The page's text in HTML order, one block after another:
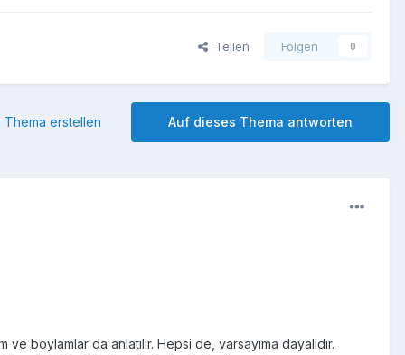
Teilen Folgen 0
Auf dieses Thema antworten
Thema erstellen
boylamlar da anlatılır. Hepsi de, varsayıma dayalıdır.